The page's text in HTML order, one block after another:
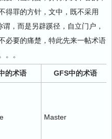
得罪的方针，文中，既不采用
，而是另辟蹊径，自立门户，
必要的痛楚，特此先来一帖术语
。
的术语 GFS中的术语
Master